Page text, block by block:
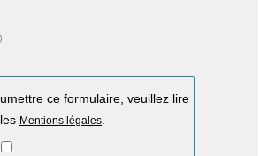
ce formulaire, veuillez lire
Mentions légales